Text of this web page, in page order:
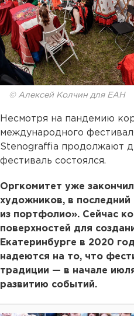
© Алексей Колчин для ЕАН
Несмотря на пандемию
международного
Stenograffia продолжают
фестиваль состоялся.
Оргкомитет уже
художников, в последний
из портфолио». Сейчас
поверхностей для
Екатеринбурге в 2020
надеются на то, что
традиции — в начале
развитию событий.